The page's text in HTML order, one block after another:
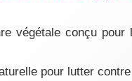
végétale conçu
pour lutter